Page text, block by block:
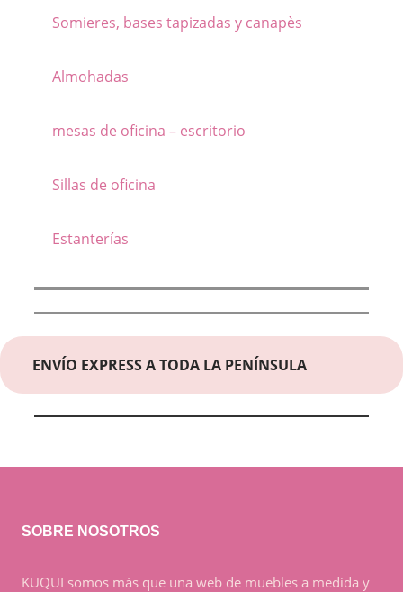
Somieres, bases tapizadas y canapès
Almohadas
mesas de oficina – escritorio
Sillas de oficina
Estanterías
ENVÍO EXPRESS A TODA LA PENÍNSULA
SOBRE NOSOTROS
KUQUI somos más que una web de muebles a medida y